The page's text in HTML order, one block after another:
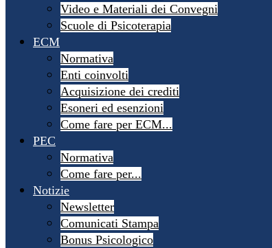
Video e Materiali dei Convegni
Scuole di Psicoterapia
ECM
Normativa
Enti coinvolti
Acquisizione dei crediti
Esoneri ed esenzioni
Come fare per ECM...
PEC
Normativa
Come fare per...
Notizie
Newsletter
Comunicati Stampa
Bonus Psicologico